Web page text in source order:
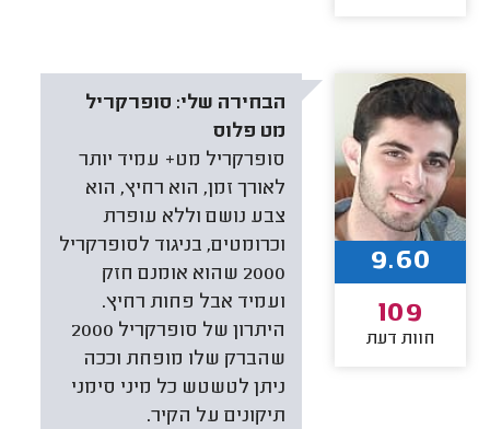
הבחירה שלי: סופרקריל
מט פלוס
סופרקריל מט+ עמיד יותר
לאורך זמן, הוא רחיץ, הוא
צבע נושם וללא עופרת
וכרומטים, בניגוד לסופרקריל
2000 שהוא אומנם חזק
ועמיד אבל פחות רחיץ.
היתרון של סופרקריל 2000
שהברק שלו מופחת וככה
ניתן לטשטש כל מיני סימני
תיקונים על הקיר.
9.60
109
חוות דעת